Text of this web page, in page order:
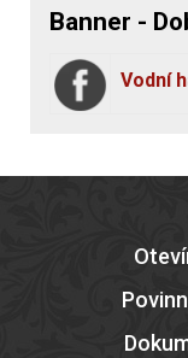
Banner -
Vodní